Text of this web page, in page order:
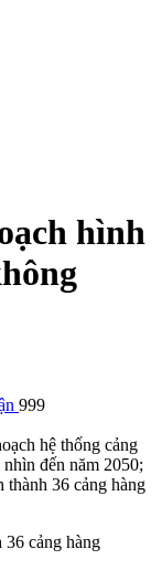
hình
999
hệ thống cảng
đến năm 2050;
36 cảng hàng